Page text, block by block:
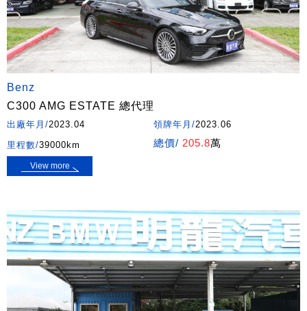
Benz
C300 AMG ESTATE 總代理
出廠年月/2023.04 領牌年月/2023.06
里程數/39000km 總價/ 205.8萬
View more